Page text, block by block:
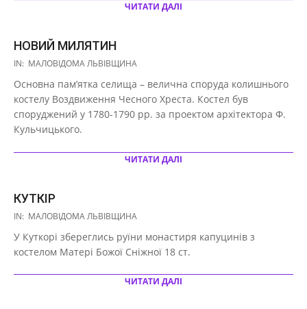
ЧИТАТИ ДАЛІ
НОВИЙ МИЛЯТИН
2020-
08
IN: МАЛОВІДОМА ЛЬВІВЩИНА
Основна пам’ятка селища – велична споруда колишнього
костелу Воздвиження Чесного Хреста. Костел був
споруджений у 1780-1790 рр. за проектом архітектора Ф.
Кульчицького.
ЧИТАТИ ДАЛІ
КУТКІР
2020-
08
IN: МАЛОВІДОМА ЛЬВІВЩИНА
У Куткорі збереглись руїни монастиря капуцинів з
костелом Матері Божої Сніжної 18 ст.
ЧИТАТИ ДАЛІ